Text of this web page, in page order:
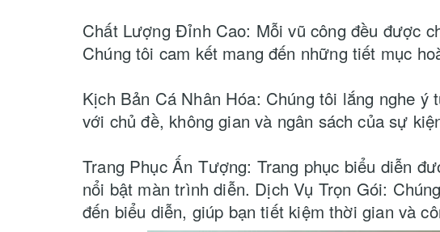
Chất Lượng Đỉnh Cao: Mỗi vũ công đều được
Chúng tôi cam kết mang đến những tiết mục
Kịch Bản Cá Nhân Hóa: Chúng tôi lắng nghe
với chủ đề, không gian và ngân sách của sự
Trang Phục Ấn Tượng: Trang phục biểu diễn
nổi bật màn trình diễn. Dịch Vụ Trọn Gói:
đến biểu diễn, giúp bạn tiết kiệm thời gian và